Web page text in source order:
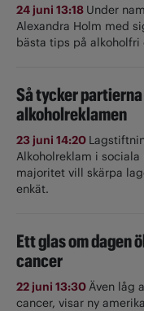
24 juni 13:18 Under
Alexandra Holm med
bästa tips på
Så tycker
alkoholreklamen
23 juni 14:20
Alkoholreklam i
majoritet vill skärpa
enkät.
Ett glas om dagen
cancer
22 juni 13:30Även låg
cancer, visar ny